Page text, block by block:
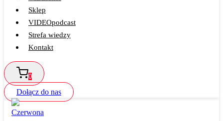
Sklep
VIDEOpodcast
Strefa wiedzy
Kontakt
0
Dołącz do nas